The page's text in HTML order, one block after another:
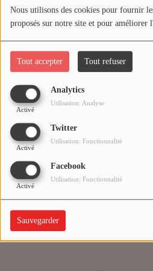
Nous utilisons des cookies pour fournir
proposés sur notre site et pour améliorer
Tout accepter Tout refuser
Analytics
Activé
Utilisation: Analyse
Twitter
Activé
Utilisation: Fonctionnalité
Facebook
Activé
Utilisation: Fonctionnalité
Sauvegarder
Médias
PODCASTS
Agenda
Titres diffusés
Se connecter
Oups,
rencontré
Il semble que la page que vous